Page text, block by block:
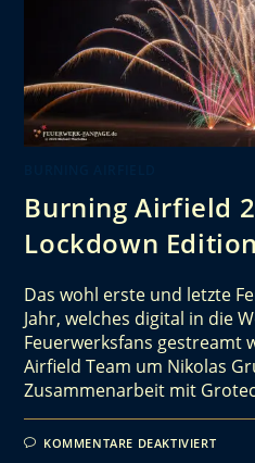
Burning Airfield
Lockdown Edition
Das wohl erste und letzte
Jahr, welches digital in die
Feuerwerksfans gestreamt
Airfield Team um Nikolas
Zusammenarbeit mit
KOMMENTARE DEAKTIVIERT